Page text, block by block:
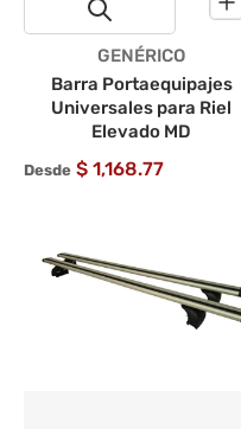
Proveedor:
GENÉRICO
Barra Portaequipajes
Universales para Riel
Elevado MD
Desde $ 1,168.77